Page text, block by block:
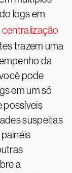
logs em
centralização
trazem uma
da
pode
em um só
possíveis
suspeitas
a